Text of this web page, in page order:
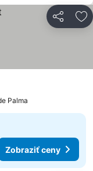
Zdieľať
Palma
Zobraziť ceny